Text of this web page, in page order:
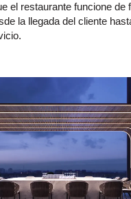
el restaurante funcione de
la llegada del cliente